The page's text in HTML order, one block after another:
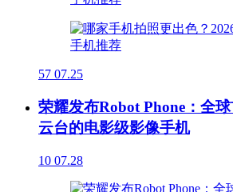
57 07.25
荣耀发布Robot Phone：全
云台的电影级影像手机
10 07.28